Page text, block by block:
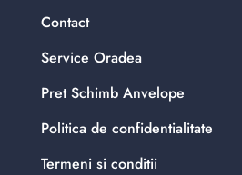
Contact
Service Oradea
Pret Schimb Anvelope
Politica de confidentialitate
Termeni si conditii